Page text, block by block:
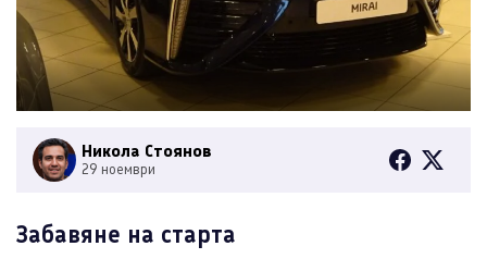
Никола Стоянов
29 ноември
Забавяне на старта